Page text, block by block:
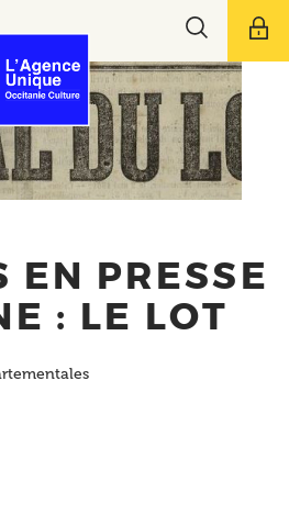
Toggle
bar
EN PRESSE
: LE LOT